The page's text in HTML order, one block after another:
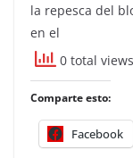
la repesca del
en el
0 total views
Comparte esto:
Facebook